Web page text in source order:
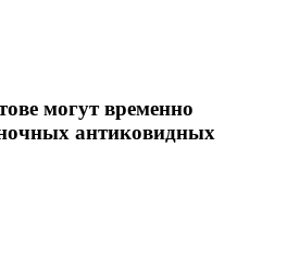
могут временно
антиковидных